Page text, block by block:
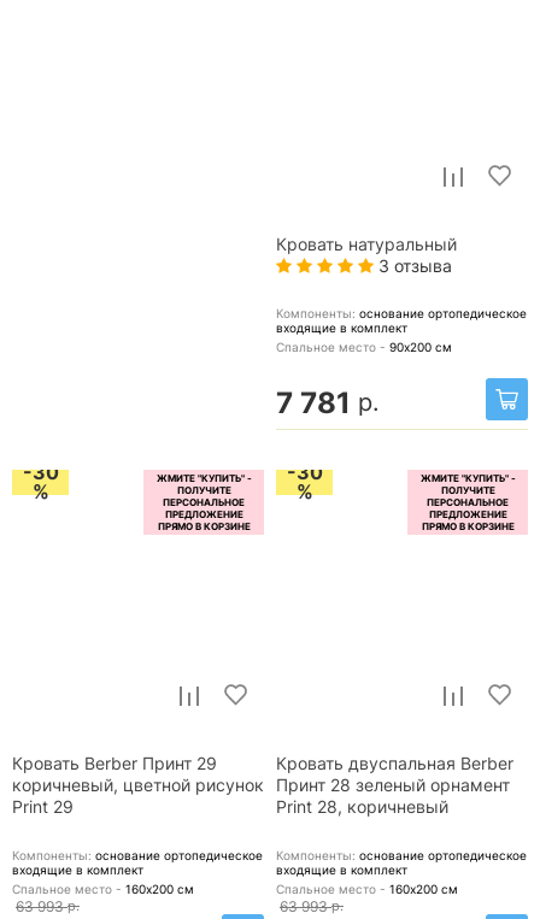
Кровать натуральный
3 отзыва
Компоненты: основание ортопедическое
входящие в комплект
Спальное место - 90х200 см
7 781 р.
-30
%
Кровать Berber Принт 29
коричневый, цветной рисунок
Print 29
Компоненты: основание ортопедическое
входящие в комплект
Спальное место - 160х200 см
63 993 р.
-30
%
Кровать двуспальная Berber
Принт 28 зеленый орнамент
Print 28, коричневый
Компоненты: основание ортопедическое
входящие в комплект
Спальное место - 160х200 см
63 993 р.